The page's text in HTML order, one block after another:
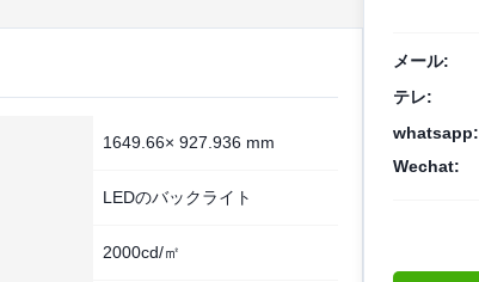
1649.66× 927.936 mm
LEDのバックライト
2000cd/㎡
メール:
テレ:
whatsapp:
Wechat: